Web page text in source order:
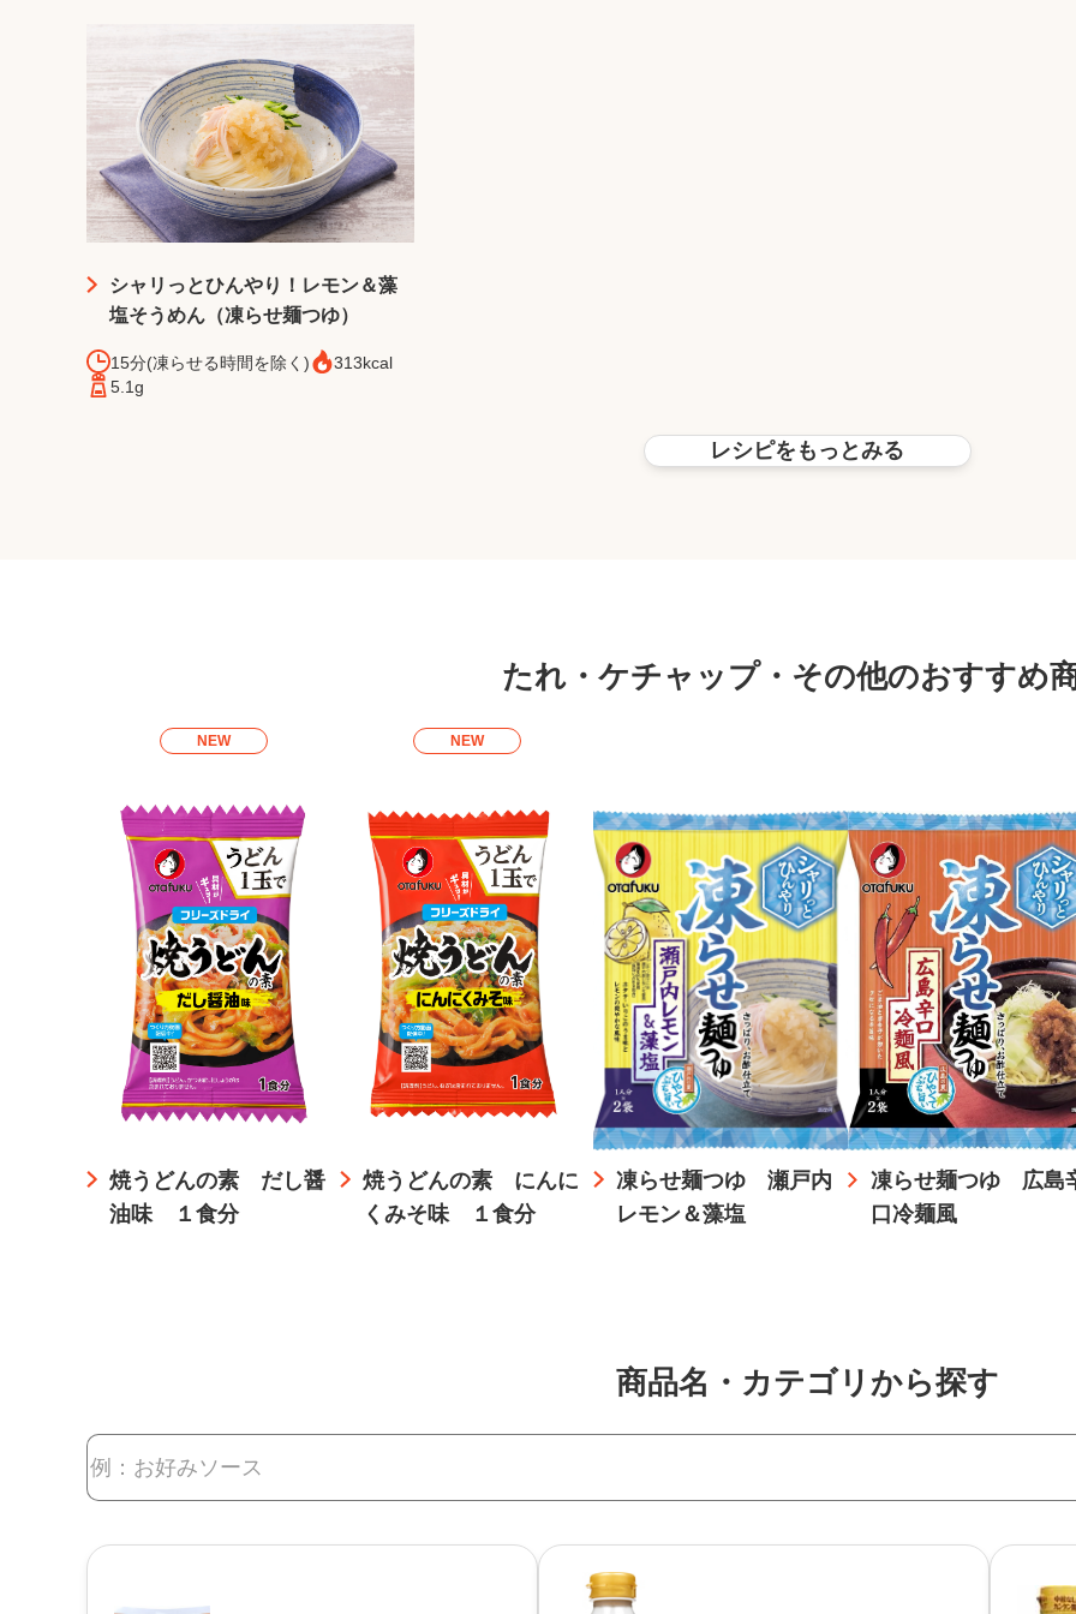
シャリっとひんやり！レモン＆藻
塩そうめん（凍らせ麺つゆ）
15分(凍らせる時間を除く)
313kcal
5.1g
レシピをもっとみる
たれ・ケチャップ・その他のおすすめ
NEW
焼うどんの素 だし醤
油味 １食分
NEW
焼うどんの素 にんに
くみそ味 １食分
凍らせ麺つゆ 瀬戸内
レモン＆藻塩
凍らせ麺つゆ 広島
口冷麺風
商品名・カテゴリから探す